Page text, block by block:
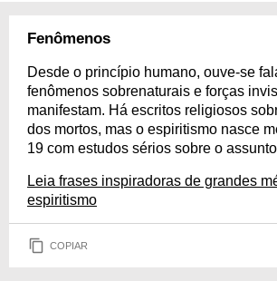
Fenômenos
Desde o princípio humano, ouve-se
fenômenos sobrenaturais e forças
manifestam. Há escritos religiosos
dos mortos, mas o espiritismo nasce
19 com estudos sérios sobre o
Leia frases inspiradoras de grandes
espiritismo
COPIAR